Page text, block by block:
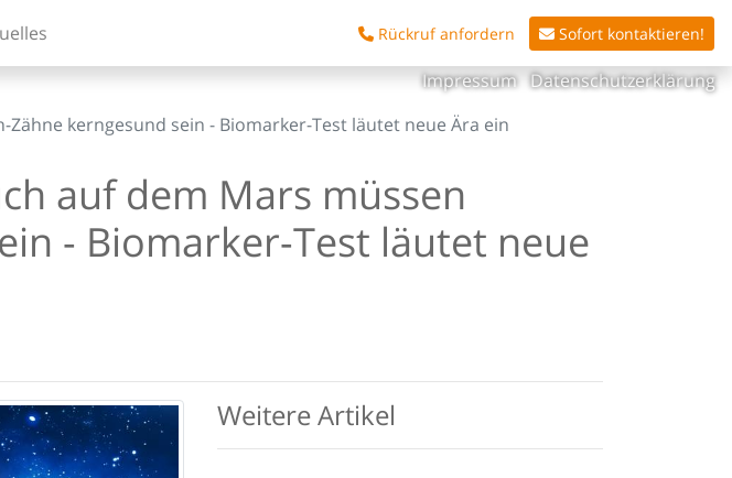
Rückruf anfordern Sofort kontaktieren!
Impressum Datenschutzerklärung
kerngesund sein - Biomarker-Test läutet neue Ära ein
auf dem Mars müssen
- Biomarker-Test läutet neue
Weitere Artikel